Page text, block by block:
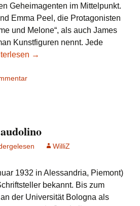
Geheimagenten im Mittelpunkt.
Emma Peel, die Protagonisten
und Melone“, als auch James
Kunstfiguren nennt. Jede
→
WilliZ
1932 in Alessandria, Piemont)
bekannt. Bis zum
der Universität Bologna als